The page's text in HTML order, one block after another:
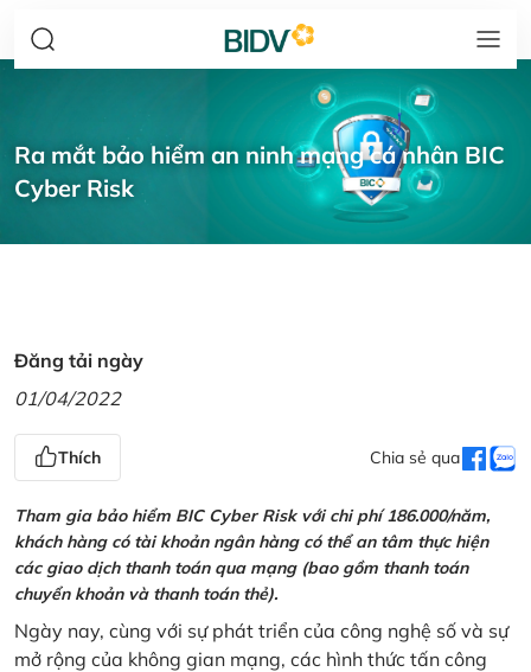
Ra mắt bảo hiểm an ninh mạng cá nhân BIC
Cyber Risk
Đăng tải ngày
01/04/2022
Thích Chia sẻ qua
Tham gia bảo hiểm BIC Cyber Risk với chi phí 186.000/năm,
khách hàng có tài khoản ngân hàng có thể an tâm thực hiện
các giao dịch thanh toán qua mạng (bao gồm thanh toán
chuyển khoản và thanh toán thẻ).
Ngày nay, cùng với sự phát triển của công nghệ số và sự
mở rộng của không gian mạng, các hình thức tấn công